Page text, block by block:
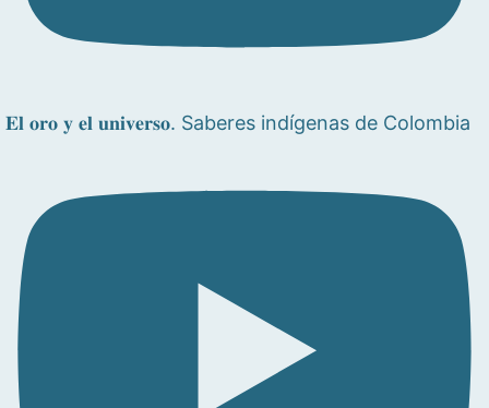
𝐄𝐥 𝐨𝐫𝐨 𝐲 𝐞𝐥 𝐮𝐧𝐢𝐯𝐞𝐫𝐬𝐨. Saberes indígenas de Colombia